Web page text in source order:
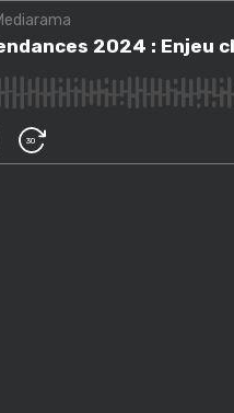
#167 - Tendances 2024 :
2024 :
30